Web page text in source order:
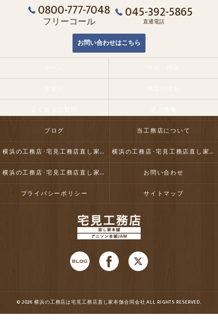
0800-777-7048
フリーコール 045-392-5865
直通電話
お問い合わせはこちら
ブログ 当工務店について
横浜の工務店･宅見工務店直し家本舗合同会社の口コミ情報 横浜の工務店･宅見工務店直し家本舗合同会社の評判
横浜の工務店･宅見工務店直し家本舗合同会社のお客様の声 お問い合わせ
プライバシーポリシー サイトマップ
© 2026 横浜の工務店は宅見工務店直し家本舗合同会社 ALL RIGHTS RESERVED.